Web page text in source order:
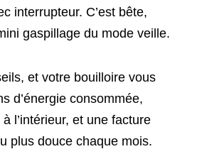
interrupteur. C’est bête,
gaspillage du mode veille.
et votre bouilloire vous
d’énergie consommée,
l’intérieur, et une facture
plus douce chaque mois.